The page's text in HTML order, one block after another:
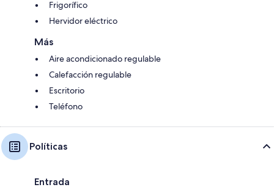
Frigorífico
Hervidor eléctrico
Más
Aire acondicionado regulable
Calefacción regulable
Escritorio
Teléfono
Políticas
Entrada